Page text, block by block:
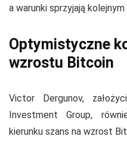
a warunki sprzyjają
Optymistyczne
wzrostu Bitcoin
Victor Dergunov,
Investment Group,
kierunku szans na wzrost